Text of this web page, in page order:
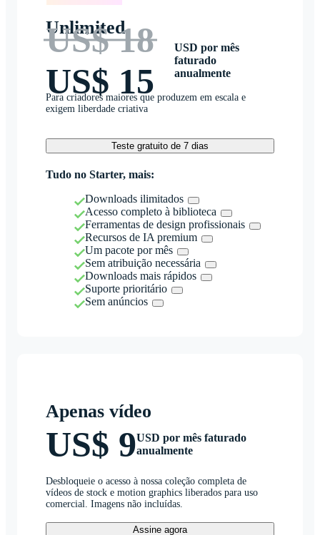
Unlimited
US$ 18
US$ 15
USD por mês
faturado
anualmente
Para criadores maiores que produzem em escala e
exigem liberdade criativa
Teste gratuito de 7 dias
Tudo no Starter, mais:
Downloads ilimitados
Acesso completo à biblioteca
Ferramentas de design profissionais
Recursos de IA premium
Um pacote por mês
Sem atribuição necessária
Downloads mais rápidos
Suporte prioritário
Sem anúncios
Apenas vídeo
US$ 9USD por mês faturado
anualmente
Desbloqueie o acesso à nossa coleção completa de
vídeos de stock e motion graphics liberados para uso
comercial. Imagens não incluídas.
Assine agora